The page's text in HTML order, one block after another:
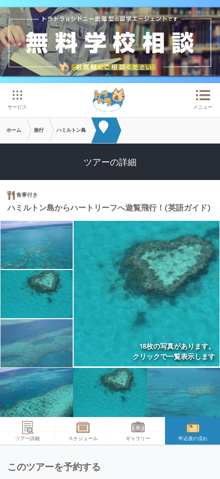
メインコンテンツへスキップ
サービス メニュー
ホーム 旅行 ハミルトン島
ツアーの詳細
食事付き
ハミルトン島からハートリーフへ遊覧飛行！(英語ガイド)
18枚の写真があります。
クリックで一覧表示します
ツアー詳細 スケジュール ギャラリー 申込後の流れ
このツアーを予約する